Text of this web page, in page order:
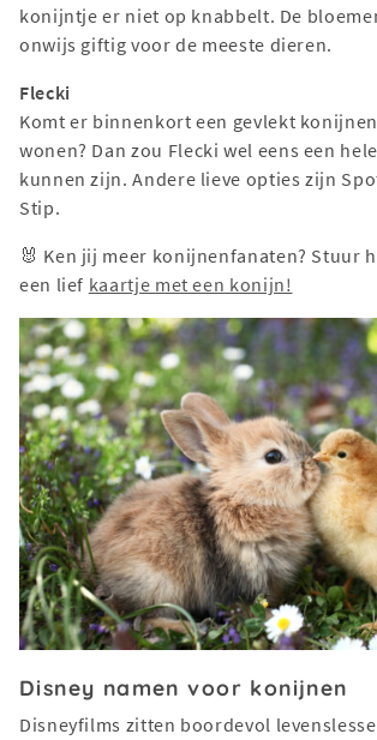
konijntje er niet op knabbelt. De
onwijs giftig voor de meeste dieren.
Flecki
Komt er binnenkort een gevlekt
wonen? Dan zou Flecki wel eens een
kunnen zijn. Andere lieve opties zijn
Stip.
🐰 Ken jij meer konijnenfanaten? Stuur
een lief kaartje met een konijn!
Disney namen voor konijnen
Disneyfilms zitten boordevol